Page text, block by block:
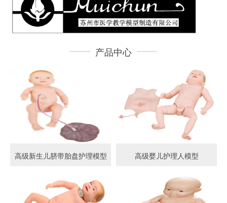
产品中心
高级新生儿脐带胎盘护理模型 高级婴儿护理人模型